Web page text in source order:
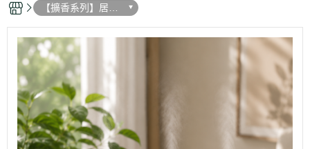
【擴香系列】居家
森活擴香